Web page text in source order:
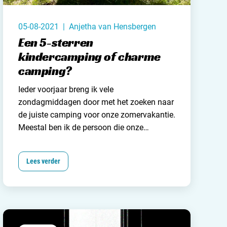
05-08-2021 | Anjetha van Hensbergen
Een 5-sterren
kindercamping of charme
camping?
Ieder voorjaar breng ik vele
zondagmiddagen door met het zoeken naar
de juiste camping voor onze zomervakantie.
Meestal ben ik de persoon die onze
met goedkeuring van mijn man😉). Dit jaar
besloten we het anders te doen dan
Lees verder